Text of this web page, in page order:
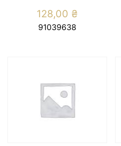
128,00 ₴
91039638